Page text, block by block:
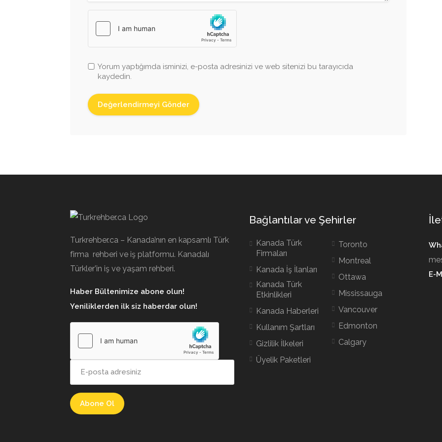
Yorum yaptığımda isminizi, e-posta adresinizi ve web sitenizi bu tarayıcıda
kaydedin.
Turkrehber.ca – Kanada’nın en kapsamlı Türk
firma rehberi ve iş platformu. Kanadalı
Türkler’in iş ve yaşam rehberi.
Haber Bültenimize abone olun!
Yeniliklerden ilk siz haberdar olun!
Bağlantılar ve Şehirler
Kanada Türk
Firmaları
Kanada İş İlanları
Kanada Türk
Etkinlikleri
Kanada Haberleri
Kullanım Şartları
Gizlilik İlkeleri
Üyelik Paketleri
Toronto
Montreal
Ottawa
Mississauga
Vancouver
Edmonton
Calgary
E-